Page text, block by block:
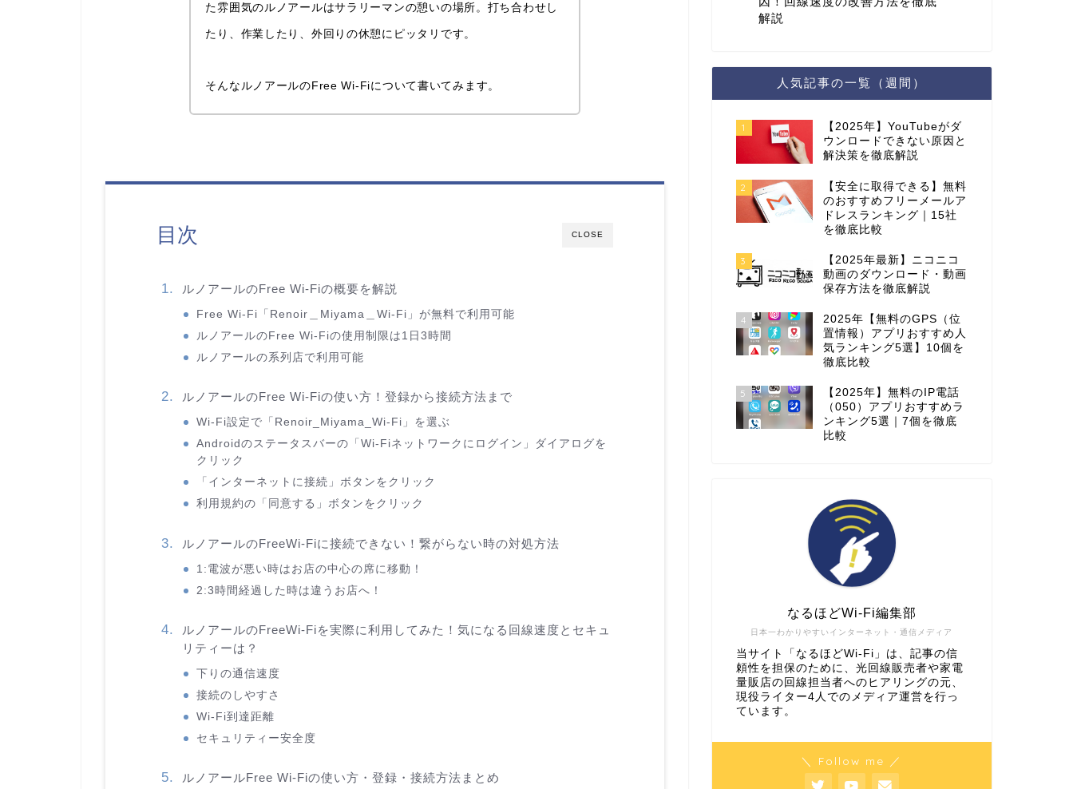
た雰囲気のルノアールはサラリーマンの憩いの場所。打ち合わせし
たり、作業したり、外回りの休憩にピッタリです。
そんなルノアールのFree Wi-Fiについて書いてみます。
CLOSE
目次
ルノアールのFree Wi-Fiの概要を解説
Free Wi-Fi「Renoir＿Miyama＿Wi-Fi」が無料で利用可能
ルノアールのFree Wi-Fiの使用制限は1日3時間
ルノアールの系列店で利用可能
ルノアールのFree Wi-Fiの使い方！登録から接続方法まで
Wi-Fi設定で「Renoir_Miyama_Wi-Fi」を選ぶ
Androidのステータスバーの「Wi-Fiネットワークにログイン」ダイアログを
クリック
「インターネットに接続」ボタンをクリック
利用規約の「同意する」ボタンをクリック
ルノアールのFreeWi-Fiに接続できない！繋がらない時の対処方法
1:電波が悪い時はお店の中心の席に移動！
2:3時間経過した時は違うお店へ！
ルノアールのFreeWi-Fiを実際に利用してみた！気になる回線速度とセキュ
リティーは？
下りの通信速度
接続のしやすさ
Wi-Fi到達距離
セキュリティー安全度
ルノアールFree Wi-Fiの使い方・登録・接続方法まとめ
解説
人気記事の一覧（週間）
1
【2025年】YouTubeがダ
ウンロードできない原因と
解決策を徹底解説
2
【安全に取得できる】無料
のおすすめフリーメールア
ドレスランキング｜15社
を徹底比較
3
【2025年最新】ニコニコ
動画のダウンロード・動画
保存方法を徹底解説
4
2025年【無料のGPS（位
置情報）アプリおすすめ人
気ランキング5選】10個を
徹底比較
5
【2025年】無料のIP電話
（050）アプリおすすめラ
ンキング5選｜7個を徹底
比較
日本一わかりやすいインターネット・通信メディア
なるほどWi-Fi編集部
当サイト「なるほどWi-Fi」は、記事の信
頼性を担保のために、光回線販売者や家電
量販店の回線担当者へのヒアリングの元、
現役ライター4人でのメディア運営を行っ
ています。
＼ Follow me ／